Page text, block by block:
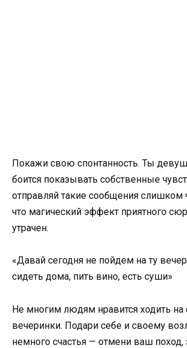
Покажи свою спонтанность. Ты
боится показывать собственные
отправляй такие сообщения слишком
что магический эффект приятного
утрачен.
«Давай сегодня не пойдем на ту
сидеть дома, пить вино, есть суши»
Не многим людям нравится ходить
вечеринки. Подари себе и своему
немного счастья — отмени ваш поход,